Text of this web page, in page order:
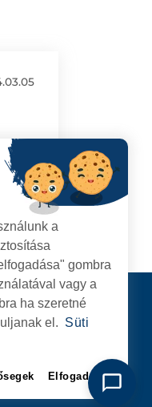
a
gombra
vagy a
ha szeretné
el. Süti
Elfogadom